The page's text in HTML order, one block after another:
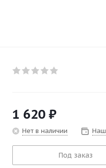
1 620 ₽
Нет в наличии
Под заказ